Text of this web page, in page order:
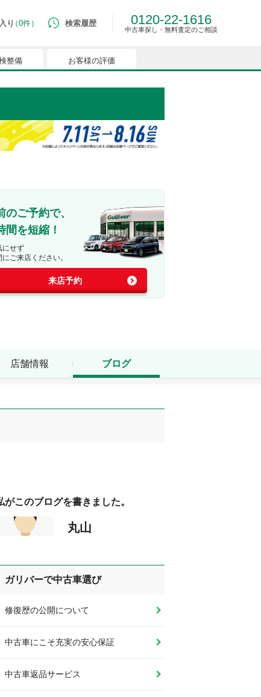
り 0件
はございません。
簡単に比較ができるようになります。
にしてください。
検索履歴 0120-22-1616
中古車探し・無料査定のご相談
整備 お客様の評価
のご予約で、
間を短縮！
にせず
ご来店ください。
来店予約
店舗情報 ブログ
がこのブログを書きました。
丸山
ガリバーで中古車選び
修復歴の公開について
中古車にこそ充実の安心保証
中古車返品サービス